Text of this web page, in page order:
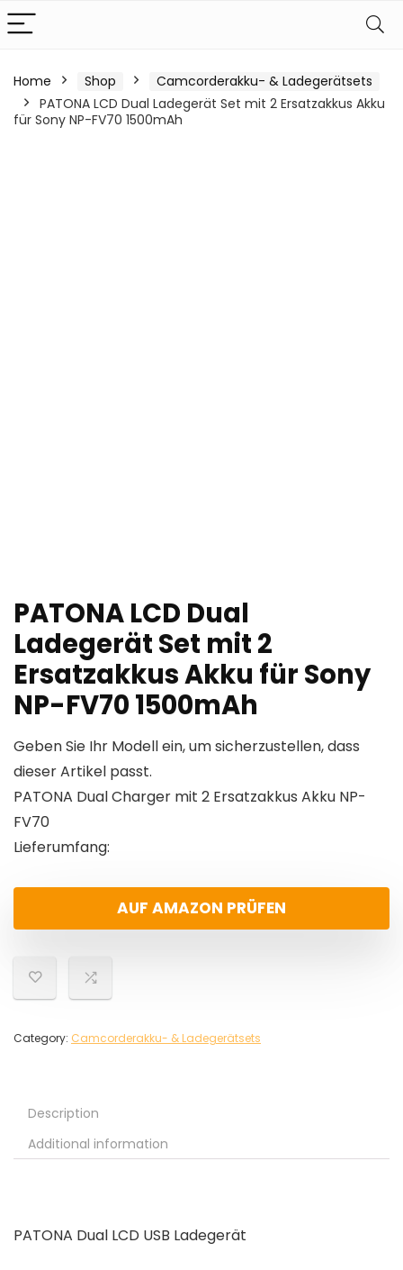
Home Shop
Camcorderakku- & Ladegerätsets
PATONA LCD Dual Ladegerät Set mit 2 Ersatzakkus Akku
für Sony NP-FV70 1500mAh
PATONA LCD Dual
Ladegerät Set mit 2
Ersatzakkus Akku für Sony
NP-FV70 1500mAh
Geben Sie Ihr Modell ein, um sicherzustellen, dass
dieser Artikel passt.
PATONA Dual Charger mit 2 Ersatzakkus Akku NP-
FV70
Lieferumfang:
AUF AMAZON PRÜFEN
Category: Camcorderakku- & Ladegerätsets
Description
Additional information
PATONA Dual LCD USB Ladegerät